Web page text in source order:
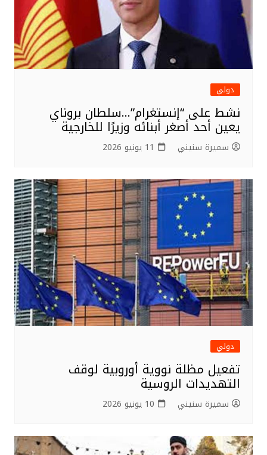
دولي
نشط على “إنستغرام”…سلطان بروناي
يعين أحد أصغر أبنائه وزيرًا للخارجية
سميرة سنيني 11 يونيو 2026
دولي
تفعيل مظلة نووية أوروبية لوقف
التهديدات الروسية
سميرة سنيني 10 يونيو 2026